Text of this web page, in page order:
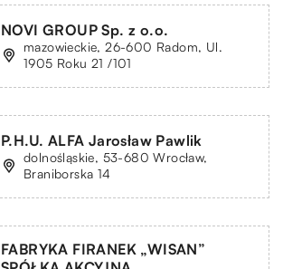
NOVI GROUP Sp. z o.o.
mazowieckie, 26-600 Radom, Ul.
1905 Roku 21 /101
P.H.U. ALFA Jarosław Pawlik
dolnośląskie, 53-680 Wrocław,
Braniborska 14
FABRYKA FIRANEK „WISAN”